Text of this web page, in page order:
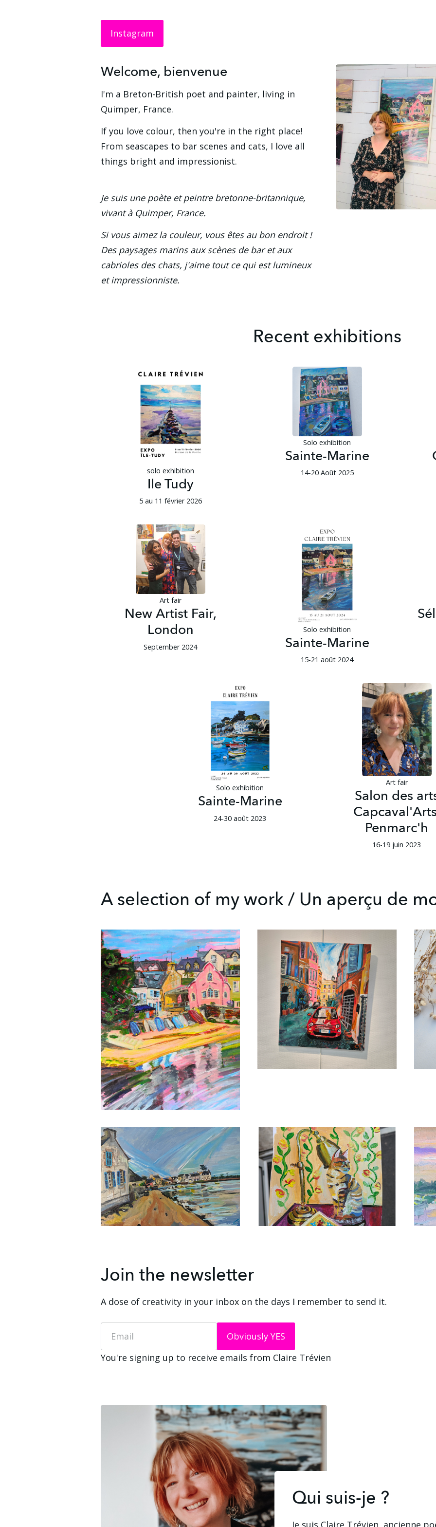
Instagram
Welcome, bienvenue
I'm a Breton-British poet and painter, living in
Quimper, France.
If you love colour, then you're in the right place!
From seascapes to bar scenes and cats, I love all
things bright and impressionist.
Je suis une poète et peintre bretonne-britannique,
vivant à Quimper, France.
Si vous aimez la couleur, vous êtes au bon endroit !
Des paysages marins aux scènes de bar et aux
cabrioles des chats, j'aime tout ce qui est lumineux
et impressionniste.
Recent exhibitions
solo exhibition
Ile Tudy
5 au 11 février 2026
Solo exhibition
Sainte-Marine
14-20 Août 2025
Art fair
New Artist Fair,
London
September 2024
Solo exhibition
Sainte-Marine
15-21 août 2024
Solo exhibition
Sainte-Marine
24-30 août 2023
Art fair
Salon des
Penmarc'h
16-19 juin 2023
A selection of my work / Un aperçu de
Join the newsletter
A dose of creativity in your inbox on the days I remember to send it.
Obviously YES
You're signing up to receive emails from Claire Trévien
Qui suis-je ?
Je suis Claire Trévien, ancienne